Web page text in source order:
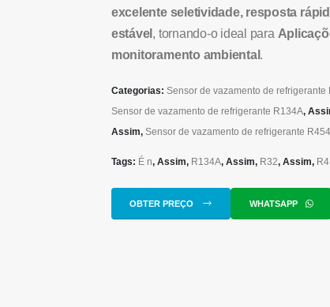
excelente seletividade, resposta
estável , tornando-o ideal para
monitoramento ambiental .
Categorias: Sensor de vazamento de refrigerante
Sensor de vazamento de refrigerante R134A,
Assim, Sensor de vazamento de refrigerante
Tags: É n, Assim, R134A, Assim, R32, Assim,
OBTER PREÇO WHATSAPP